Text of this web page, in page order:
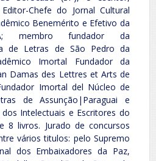
Chefe do Jornal Cultural
Benemérito e Efetivo da
membro fundador da
de Letras de São Pedro da
Imortal Fundador da
Damas des Lettres et Arts de
Imortal del Núcleo de
de Assunção|Paraguai e
Intelectuais e Escritores do
8 livros. Jurado de concursos
vários titulos: pelo Supremo
dos Embaixadores da Paz,